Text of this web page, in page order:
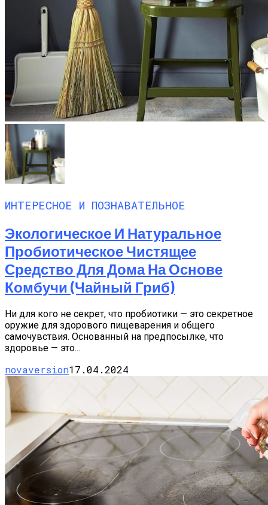
ИНТЕРЕСНОЕ И ПОЗНАВАТЕЛЬНОЕ
Экологическое И Натуральное
Пробиотическое Чистящее
Средство Для Дома На Основе
Комбучи (чайный Гриб)
Ни для кого не секрет, что пробиотики — это секретное
оружие для здорового пищеварения и общего
самочувствия. Основанный на предпосылке, что
здоровье — это...
novaversion17.04.2024